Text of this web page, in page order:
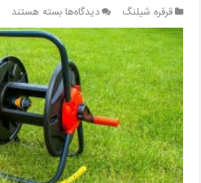
قرقره شیلنگ دیدگاه‌هابرای
قرقره
شیلنگ
بسته هستند